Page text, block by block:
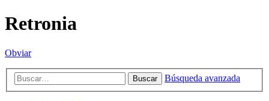
Retronia
Obviar
Buscar Búsqueda avanzada